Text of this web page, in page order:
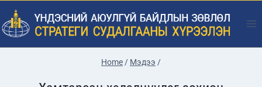
Skip
to
content
Home/ Мэдээ /